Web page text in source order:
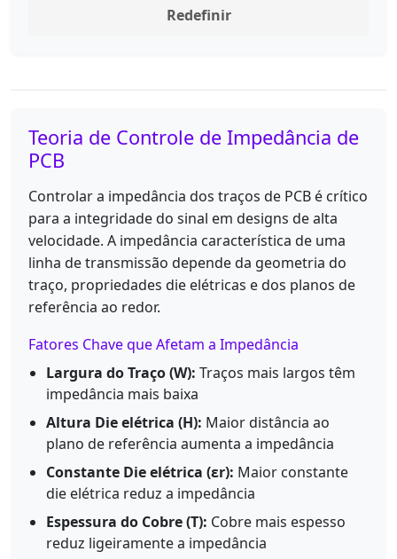
Redefinir
Teoria de Controle de Impedância de
PCB
Controlar a impedância dos traços de PCB é crítico
para a integridade do sinal em designs de alta
velocidade. A impedância característica de uma
linha de transmissão depende da geometria do
traço, propriedades die elétricas e dos planos de
referência ao redor.
Fatores Chave que Afetam a Impedância
Largura do Traço (W): Traços mais largos têm
impedância mais baixa
Altura Die elétrica (H): Maior distância ao
plano de referência aumenta a impedância
Constante Die elétrica (εr): Maior constante
die elétrica reduz a impedância
Espessura do Cobre (T): Cobre mais espesso
reduz ligeiramente a impedância